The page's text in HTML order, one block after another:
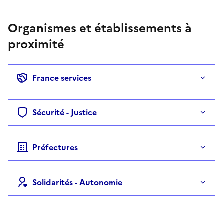
Organismes et établissements à
proximité
France services
Sécurité - Justice
Préfectures
Solidarités - Autonomie